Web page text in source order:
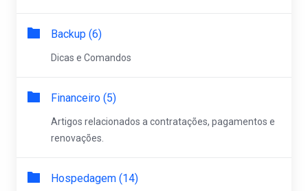
Backup (6)
Dicas e Comandos
Financeiro (5)
Artigos relacionados a contratações, pagamentos e
renovações.
Hospedagem (14)